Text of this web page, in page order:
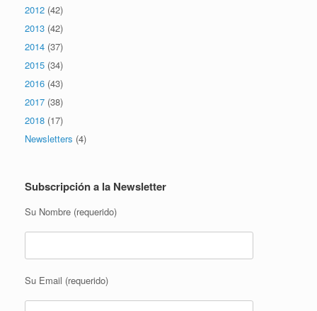
2012 (42)
2013 (42)
2014 (37)
2015 (34)
2016 (43)
2017 (38)
2018 (17)
Newsletters (4)
Subscripción a la Newsletter
Su Nombre (requerido)
Su Email (requerido)